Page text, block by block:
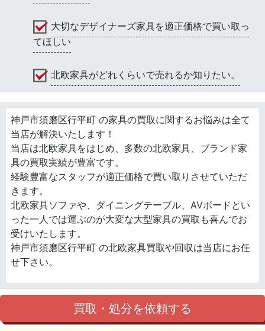
大切なデザイナーズ家具を適正価格で買い取っ
てほしい
北欧家具がどれくらいで売れるか知りたい。
神戸市須磨区行平町 の家具の買取に関するお悩みは全て
当店が解決いたします！
当店は北欧家具をはじめ、多数の北欧家具、ブランド家
具の買取実績が豊富です。
経験豊富なスタッフが適正価格で買い取りさせていただ
きます。
北欧家具ソファや、ダイニングテーブル、AVボードとい
った一人では運ぶのが大変な大型家具の買取も喜んでお
受けいたします。
神戸市須磨区行平町 の北欧家具買取や回収は当店にお任
せ下さい。
買取・処分を依頼する